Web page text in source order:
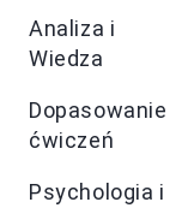
Analiza i
Wiedza
Dopasowanie
ćwiczeń
Psychologia i